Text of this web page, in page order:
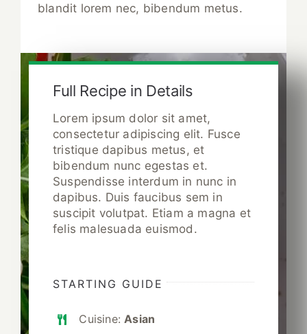
blandit lorem nec, bibendum metus.
Full Recipe in Details
Lorem ipsum dolor sit amet,
consectetur adipiscing elit. Fusce
tristique dapibus metus, et
bibendum nunc egestas et.
Suspendisse interdum in nunc in
dapibus. Duis faucibus sem in
suscipit volutpat. Etiam a magna et
felis malesuada euismod.
STARTING GUIDE
Cuisine:Asian